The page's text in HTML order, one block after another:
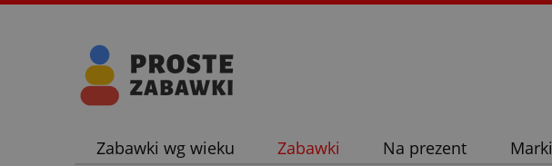
Zabawki wg wieku Zabawki Na prezent Marki